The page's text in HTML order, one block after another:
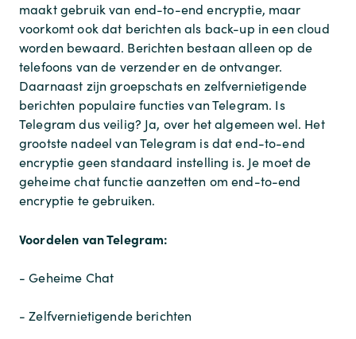
maakt gebruik van end-to-end encryptie, maar
voorkomt ook dat berichten als back-up in een cloud
worden bewaard. Berichten bestaan alleen op de
telefoons van de verzender en de ontvanger.
Daarnaast zijn groepschats en zelfvernietigende
berichten populaire functies van Telegram. Is
Telegram dus veilig? Ja, over het algemeen wel. Het
grootste nadeel van Telegram is dat end-to-end
encryptie geen standaard instelling is. Je moet de
geheime chat functie aanzetten om end-to-end
encryptie te gebruiken.
Voordelen van Telegram:
- Geheime Chat
- Zelfvernietigende berichten